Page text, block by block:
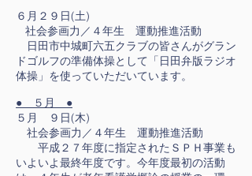
６月２９日(土)
社会参画力／４年生 運動推進活動
日田市中城町六五クラブの皆さんがグラン
ドゴルフの準備体操として「日田弁版ラジオ
体操」を使っていただいています。
● ５月 ●
５月 ９日(木)
社会参画力／４年生 運動推進活動
平成２７年度に指定されたＳＰＨ事業も
いよいよ最終年度です。今年度最初の活動